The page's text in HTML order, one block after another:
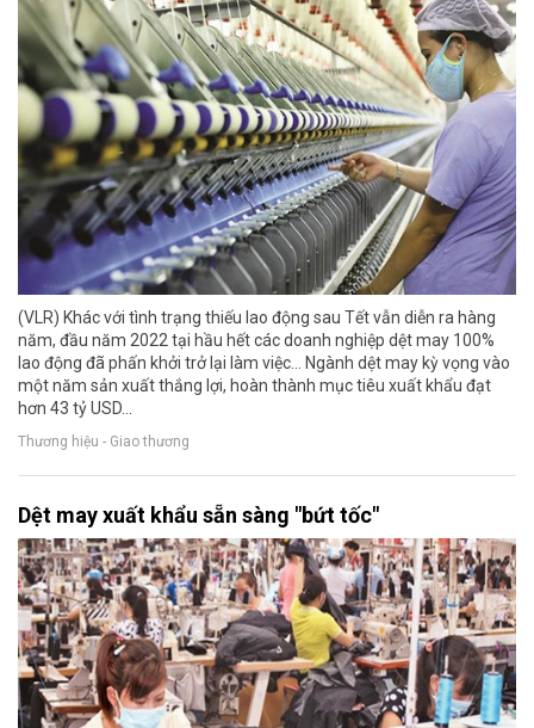
(VLR) Khác với tình trạng thiếu lao động sau Tết vẫn diễn ra hàng
năm, đầu năm 2022 tại hầu hết các doanh nghiệp dệt may 100%
lao động đã phấn khởi trở lại làm việc… Ngành dệt may kỳ vọng vào
một năm sản xuất thắng lợi, hoàn thành mục tiêu xuất khẩu đạt
hơn 43 tỷ USD...
Thương hiệu - Giao thương
Dệt may xuất khẩu sẵn sàng "bứt tốc"